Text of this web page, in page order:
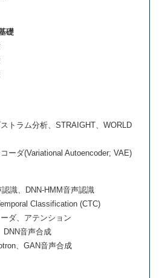
礎
ラム分析、STRAIGHT、WORLD
ダ(Variational Autoencoder; VAE)
識、DNN-HMM音声認識
Classification (CTC)
ダ、アテンション
音声合成
、GAN音声合成